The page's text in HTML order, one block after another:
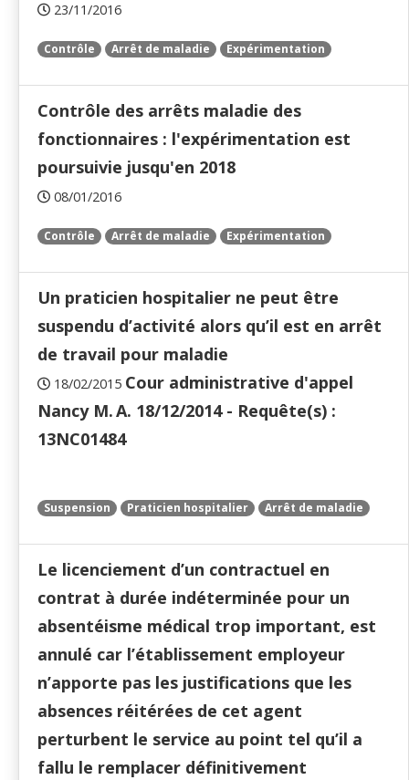
23/11/2016
Contrôle Arrêt de maladie Expérimentation
Contrôle des arrêts maladie des
fonctionnaires : l'expérimentation est
poursuivie jusqu'en 2018
08/01/2016
Contrôle Arrêt de maladie Expérimentation
Un praticien hospitalier ne peut être
suspendu d’activité alors qu’il est en arrêt
de travail pour maladie
18/02/2015 Cour administrative d'appel
Nancy M. A. 18/12/2014 - Requête(s) :
13NC01484
Suspension Praticien hospitalier Arrêt de maladie
Le licenciement d’un contractuel en
contrat à durée indéterminée pour un
absentéisme médical trop important, est
annulé car l’établissement employeur
n’apporte pas les justifications que les
absences réitérées de cet agent
perturbent le service au point tel qu’il a
fallu le remplacer définitivement